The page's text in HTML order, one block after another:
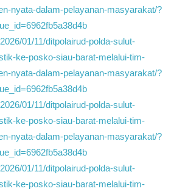
nyata-dalam-pelayanan-masyarakat/?
01/11/ditpolairud-polda-sulut-
ke-posko-siau-barat-melalui-tim-
nyata-dalam-pelayanan-masyarakat/?
01/11/ditpolairud-polda-sulut-
ke-posko-siau-barat-melalui-tim-
nyata-dalam-pelayanan-masyarakat/?
01/11/ditpolairud-polda-sulut-
ke-posko-siau-barat-melalui-tim-